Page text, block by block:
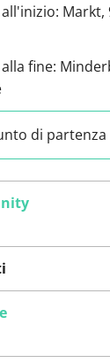
Markt,
fine:
di partenza